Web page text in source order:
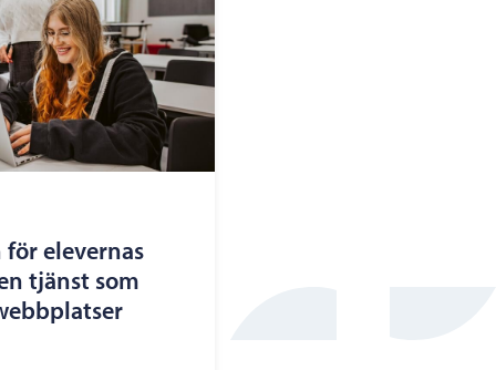
elevernas
tjänst som